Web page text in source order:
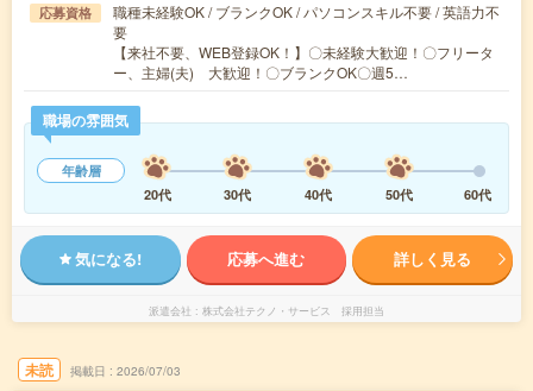
応募資格
職種未経験OK / ブランクOK / パソコンスキル不要 / 英語力不
要
【来社不要、WEB登録OK！】〇未経験大歓迎！〇フリータ
ー、主婦(夫) 大歓迎！〇ブランクOK〇週5…
職場の雰囲気
年齢層
20代
30代 40代 50代 60代
気になる! 応募へ進む 詳しく見る
派遣会社 株式会社テクノ・サービス 採用担当
未読 掲載日 2026/07/03